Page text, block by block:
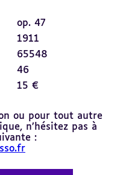
op. 47
1911
65548
46
15 €
ou pour tout autre
n’hésitez pas à
: